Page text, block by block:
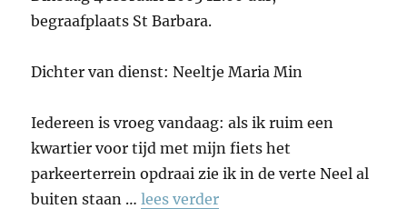
begraafplaats St Barbara.
Dichter van dienst: Neeltje Maria Min
Iedereen is vroeg vandaag: als ik ruim een
kwartier voor tijd met mijn fiets het
parkeerterrein opdraai zie ik in de verte Neel al
buiten staan …lees verder